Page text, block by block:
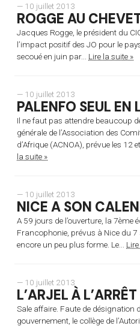
— 10 juillet 2013
ROGGE AU
Jacques Rogge, le président du
l’impact positif des JO pour le
secoué en juin par... Lire la suite »
— 10 juillet 2013
PALENFO SEUL EN
Il ne faut pas attendre beaucoup
générale de l’Association des
d’Afrique (ACNOA), prévue les 12
la suite »
— 10 juillet 2013
NICE A SON
A 59 jours de l’ouverture, la 7ème
Francophonie, prévus à Nice du
encore un peu plus forme. Le...
— 10 juillet 2013
L’ARJEL À L’ARRÊT
Sale affaire. Faute de désignation
gouvernement, le collège de